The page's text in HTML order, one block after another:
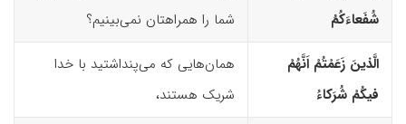
شُفَعاءَکُمُ
شما را همراهتان نمی‌بینیم؟
الَّذینَ زَعَمْتُمْ اَنَّهُمْ
فیکُمْ شُرَکاءُ
همان‌هایی که می‌پنداشتید با خدا
شریک هستند،